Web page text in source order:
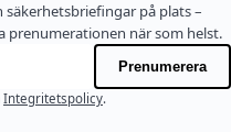
på plats –
prenumerationen när som helst.
Prenumerera
Integritetspolicy.